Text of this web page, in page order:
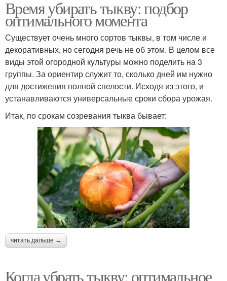
Время убирать тыкву: подбор
оптимального момента
Существует очень много сортов тыквы, в том числе и
декоративных, но сегодня речь не об этом. В целом все
виды этой огородной культуры можно поделить на 3
группы. За ориентир служит то, сколько дней им нужно
для достижения полной спелости. Исходя из этого, и
устанавливаются универсальные сроки сбора урожая.
Итак, по срокам созревания тыква бывает:
читать дальше →
Когда убрать тыкву: оптимальное